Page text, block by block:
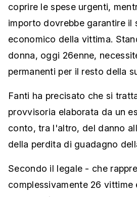
coprire le spese urgenti,
importo dovrebbe garantire il
economico della vittima.
donna, oggi 26enne,
permanenti per il resto della
Fanti ha precisato che si
provvisoria elaborata da un
conto, tra l'altro, del danno
della perdita di guadagno
Secondo il legale - che
complessivamente 26